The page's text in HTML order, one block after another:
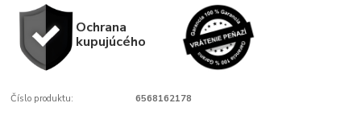
Ochrana
kupujúcého
Číslo produktu: 6568162178